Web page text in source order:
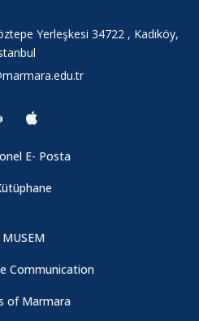
Yerleşkesi 34722 , Kadıköy,
E- Posta
MUSEM
Communication
of Marmara